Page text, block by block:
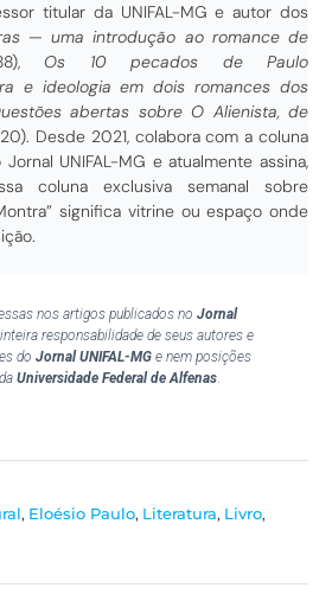
titular da UNIFAL-MG e autor dos
— uma introdução ao romance de
Os 10 pecados de Paulo
e ideologia em dois romances dos
abertas sobre O Alienista, de
Desde 2021, colabora com a coluna
Jornal UNIFAL-MG e atualmente assina,
coluna exclusiva semanal sobre
significa vitrine ou espaço onde
nos artigos publicados no Jornal
responsabilidade de seus autores e
do Jornal UNIFAL-MG e nem posições
Universidade Federal de Alfenas.
, Eloésio Paulo, Literatura, Livro,